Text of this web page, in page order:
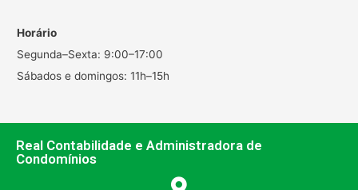
Horário
Segunda–Sexta: 9:00–17:00
Sábados e domingos: 11h–15h
Real Contabilidade e Administradora de
Condomínios